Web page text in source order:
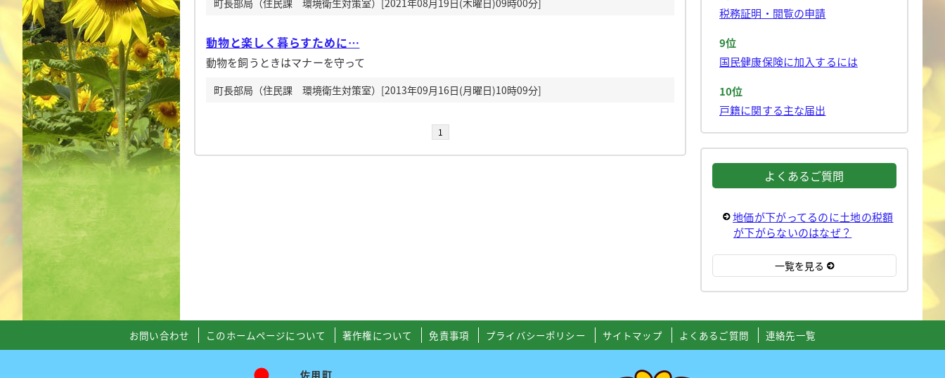
動物と楽しく暮らすために…
動物を飼うときはマナーを守って
町長部局（住民課 環境衛生対策室）[2013年09月16日(月曜日)10時09分]
1
税務証明・閲覧の申請
9位
国民健康保険に加入するには
10位
戸籍に関する主な届出
よくあるご質問
地価が下がってるのに土地の税額
が下がらないのはなぜ？
一覧を見る
お問い合わせ このホームページについて 著作権について 免責事項 プライバシーポリシー サイトマップ よくあるご質問 連絡先一覧
佐用町